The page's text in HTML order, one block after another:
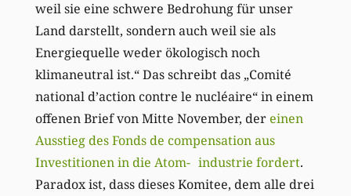
weil sie eine schwere Bedrohung für unser
Land darstellt, sondern auch weil sie als
Energiequelle weder ökologisch noch
klimaneutral ist.“ Das schreibt das „Comité
national d’action contre le nucléaire“ in einem
offenen Brief von Mitte November, dereinen
Ausstieg des Fonds de compensation aus
Investitionen in die Atom- industrie fordert.
Paradox ist, dass dieses Komitee, dem alle drei